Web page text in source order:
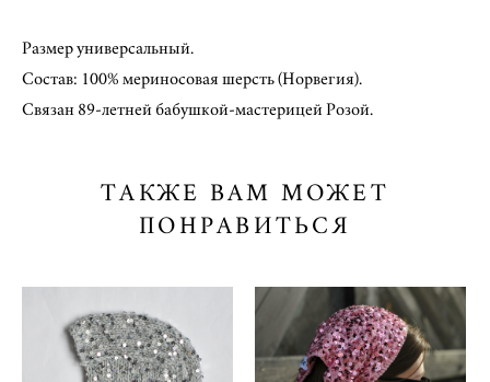
Размер универсальный.
Состав: 100% мериносовая шерсть (Норвегия).
Связан 89-летней бабушкой-мастерицей Розой.
ТАКЖЕ ВАМ МОЖЕТ
ПОНРАВИТЬСЯ